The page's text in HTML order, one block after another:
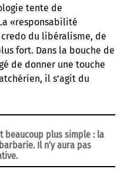
tente de
«responsabilité
du libéralisme, de
fort. Dans la bouche de
de donner une touche
il s’agit du
beaucoup plus simple : la
Il n’y aura pas